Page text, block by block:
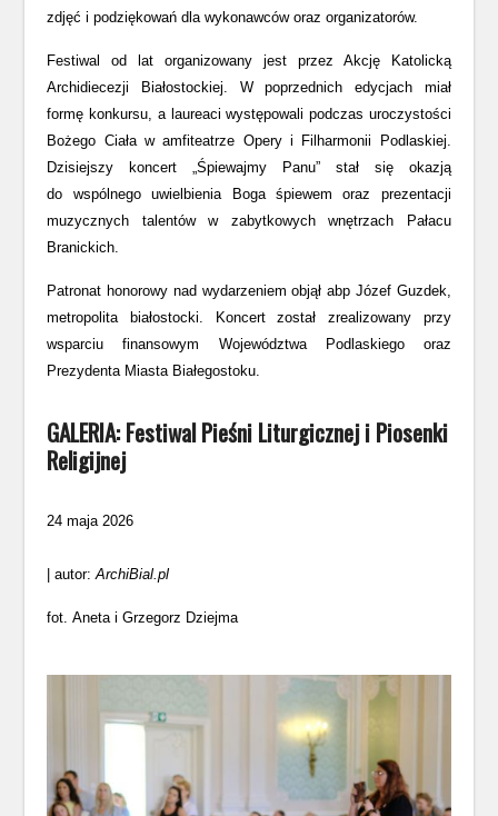
zdjęć i podziękowań dla wykonawców oraz organizatorów.
Festiwal od lat organizowany jest przez Akcję Katolicką
Archidiecezji Białostockiej. W poprzednich edycjach miał
formę konkursu, a laureaci występowali podczas uroczystości
Bożego Ciała w amfiteatrze Opery i Filharmonii Podlaskiej.
Dzisiejszy koncert „Śpiewajmy Panu” stał się okazją
do wspólnego uwielbienia Boga śpiewem oraz prezentacji
muzycznych talentów w zabytkowych wnętrzach Pałacu
Branickich.
Patronat honorowy nad wydarzeniem objął abp Józef Guzdek,
metropolita białostocki. Koncert został zrealizowany przy
wsparciu finansowym Województwa Podlaskiego oraz
Prezydenta Miasta Białegostoku.
GALERIA: Festiwal Pieśni Liturgicznej i Piosenki
Religijnej
24 maja 2026
| autor:ArchiBial.pl
fot. Aneta i Grzegorz Dziejma